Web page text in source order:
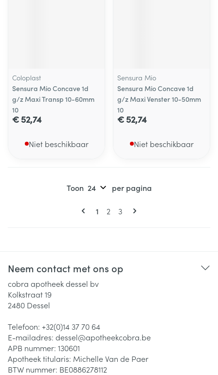
Coloplast
Sensura Mio Concave 1d
g/z Maxi Transp 10-60mm
10
€ 52,74
Niet beschikbaar
Sensura Mio
Sensura Mio Concave 1d
g/z Maxi Venster 10-50mm
10
€ 52,74
Niet beschikbaar
Pagina's
U lees momenteel pagina
1 Pagina
2 Pagina
3
Toon per pagina
Neem contact met ons op
cobra apotheek dessel bv
Kolkstraat 19
2480 Dessel
Telefoon: +32(0)14 37 70 64
E-mailadres: dessel@apotheekcobra.be
APB nummer: 130601
Apotheek titularis: Michelle Van de Paer
BTW nummer: BE0886278112